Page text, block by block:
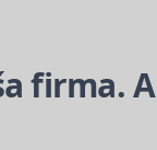
firma. A